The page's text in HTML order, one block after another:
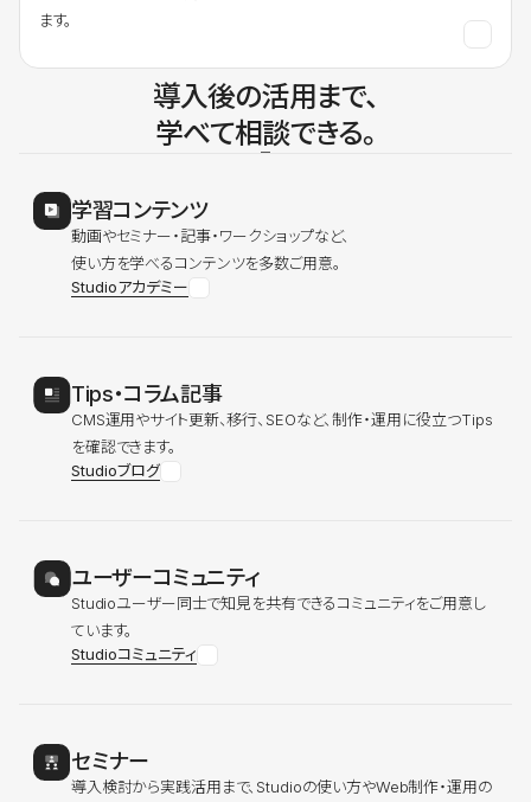
ます。
導入後の活用まで、
学べて相談できる。
学習コンテンツ
動画やセミナー・記事・ワークショップなど、
使い方を学べるコンテンツを多数ご用意。
Studioアカデミー
Tips・コラム記事
CMS運用やサイト更新、移行、SEOなど、制作・運用に役立つTips
を確認できます。
Studioブログ
ユーザーコミュニティ
Studioユーザー同士で知見を共有できるコミュニティをご用意し
ています。
Studioコミュニティ
セミナー
導入検討から実践活用まで、Studioの使い方やWeb制作・運用の